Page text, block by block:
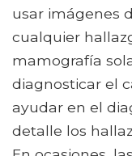
usar imágenes
cualquier
mamografía
diagnosticar el
ayudar en el
detalle los